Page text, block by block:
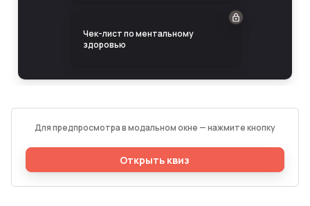
Для предпросмотра в модальном окне — нажмите кнопку
Открыть квиз